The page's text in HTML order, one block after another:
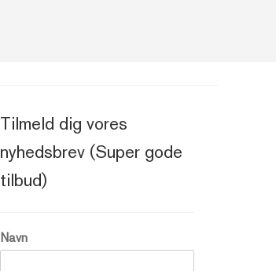
Tilmeld dig vores
nyhedsbrev (Super gode
tilbud)
Navn